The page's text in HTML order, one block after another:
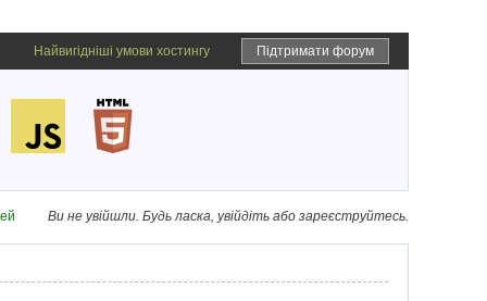
Підтримати форум
Найвигідніші умови хостингу
Ви не увійшли. Будь ласка, увійдіть або зареєструйтесь.